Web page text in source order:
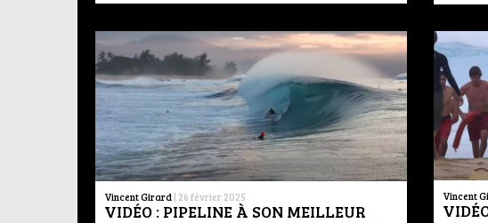
Vincent Girard | 26 février 2025
VIDÉO : PIPELINE À SON MEILLEUR
Vincent